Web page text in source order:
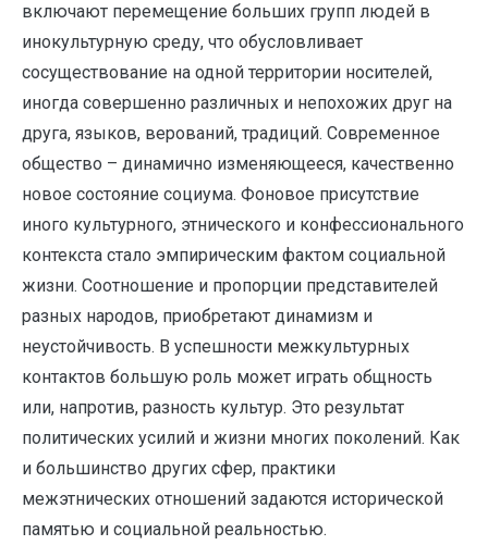
включают перемещение больших групп людей в
инокультурную среду, что обусловливает
сосуществование на одной территории носителей,
иногда совершенно различных и непохожих друг на
друга, языков, верований, традиций. Современное
общество – динамично изменяющееся, качественно
новое состояние социума. Фоновое присутствие
иного культурного, этнического и конфессионального
контекста стало эмпирическим фактом социальной
жизни. Соотношение и пропорции представителей
разных народов, приобретают динамизм и
неустойчивость. В успешности межкультурных
контактов большую роль может играть общность
или, напротив, разность культур. Это результат
политических усилий и жизни многих поколений. Как
и большинство других сфер, практики
межэтнических отношений задаются исторической
памятью и социальной реальностью.